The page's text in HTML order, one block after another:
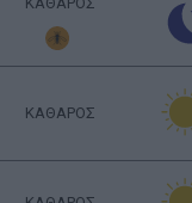
ΚΑΘΑΡΟΣ